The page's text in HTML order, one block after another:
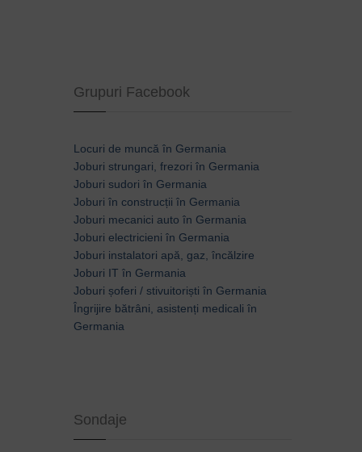
Grupuri Facebook
Locuri de muncă în Germania
Joburi strungari, frezori în Germania
Joburi sudori în Germania
Joburi în construcții în Germania
Joburi mecanici auto în Germania
Joburi electricieni în Germania
Joburi instalatori apă, gaz, încălzire
Joburi IT în Germania
Joburi șoferi / stivuitoriști în Germania
Îngrijire bătrâni, asistenți medicali în
Germania
Sondaje